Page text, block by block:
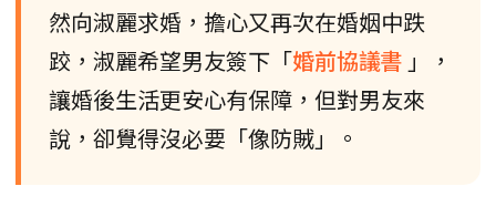
然向淑麗求婚，擔心又再次在婚姻中跌
跤，淑麗希望男友簽下「婚前協議書 」，
讓婚後生活更安心有保障，但對男友來
說，卻覺得沒必要「像防賊」。